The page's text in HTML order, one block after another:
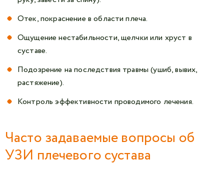
Отек, покраснение в области плеча.
Ощущение нестабильности, щелчки или хруст в
суставе.
Подозрение на последствия травмы (ушиб, вывих,
растяжение).
Контроль эффективности проводимого лечения.
Часто задаваемые вопросы об
УЗИ плечевого сустава